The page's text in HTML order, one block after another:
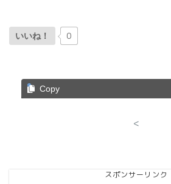
いいね！ 0
Copy
<
スポンサーリンク